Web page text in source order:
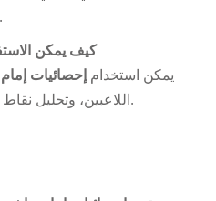
مستوى ثابت طوال الموسم.
كيف يمكن
يمكن استخدام إحصائيات
اللاعبين، وتحليل نقاط القوة والضعف بشكل علمي.